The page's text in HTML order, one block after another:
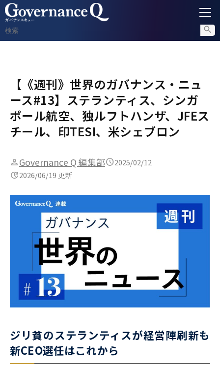
内部通報
コンプライアンス調査
不正対策
セミナー情報
【《週刊》世界のガバナンス・ニュ
ース#13】ステランティス、シンガ
ポール航空、独ルフトハンザ、JFEス
チール、印TESI、米シェブロン
Governance Q 編集部
2025/02/12
2026/06/19 更新
ジリ貧のステランティスが経営陣刷新も
新CEO選任はこれから